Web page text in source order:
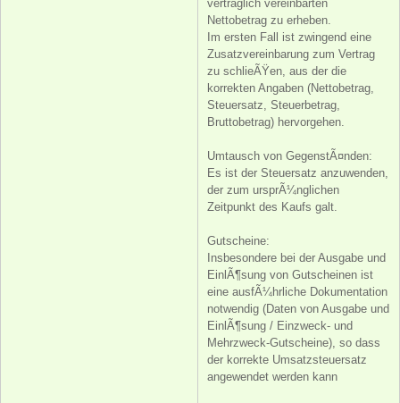
vertraglich vereinbarten
Nettobetrag zu erheben.
Im ersten Fall ist zwingend eine
Zusatzvereinbarung zum Vertrag
zu schlieÃŸen, aus der die
korrekten Angaben (Nettobetrag,
Steuersatz, Steuerbetrag,
Bruttobetrag) hervorgehen.
Umtausch von GegenstÃ¤nden:
Es ist der Steuersatz anzuwenden,
der zum ursprÃ¼nglichen
Zeitpunkt des Kaufs galt.
Gutscheine:
Insbesondere bei der Ausgabe und
EinlÃ¶sung von Gutscheinen ist
eine ausfÃ¼hrliche Dokumentation
notwendig (Daten von Ausgabe und
EinlÃ¶sung / Einzweck- und
Mehrzweck-Gutscheine), so dass
der korrekte Umsatzsteuersatz
angewendet werden kann